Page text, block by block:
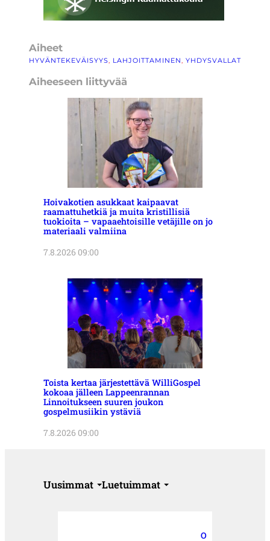
Aiheet
HYVÄNTEKEVÄISYYS, LAHJOITTAMINEN, YHDYSVALLAT
Aiheeseen liittyvää
Hoivakotien asukkaat kaipaavat
raamattuhetkiä ja muita kristillisiä
tuokioita – vapaaehtoisille vetäjille on jo
materiaali valmiina
7.8.2026 09:00
Toista kertaa järjestettävä WilliGospel
kokoaa jälleen Lappeenrannan
Linnoitukseen suuren joukon
gospelmusiikin ystäviä
7.8.2026 09:00
Uusimmat Luetuimmat
O